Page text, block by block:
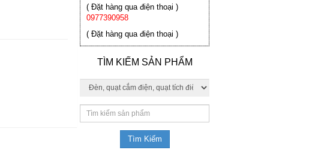
( Đặt hàng qua điện thoại )
0977390958
( Đặt hàng qua điện thoại )
TÌM KIẾM SẢN PHẨM